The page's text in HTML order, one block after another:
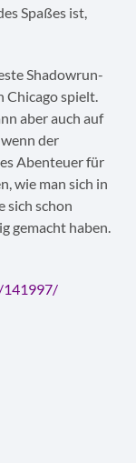
Spaßes ist,
Shadowrun-
Chicago spielt.
aber auch auf
der
Abenteuer für
wie man sich in
sich schon
gemacht haben.
141997/